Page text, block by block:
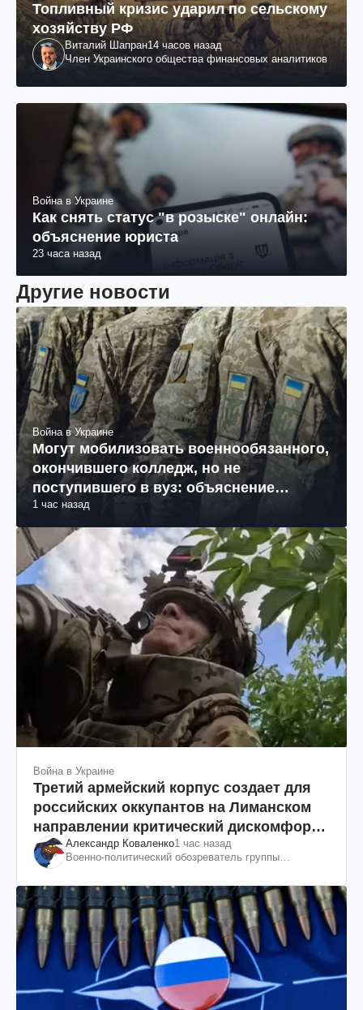
Топливный кризис ударил по сельскому
хозяйству РФ
Виталий Шапран14 часов назад
Член Украинского общества финансовых аналитиков
Война в Украине
Как снять статус "в розыске" онлайн:
объяснение юриста
23 часа назад
Другие новости
Война в Украине
Могут мобилизовать военнообязанного,
окончившего колледж, но не
поступившего в вуз: объяснение
юриста
1 час назад
Война в Украине
Третий армейский корпус создает для
российских оккупантов на Лиманском
направлении критический дискомфорт:
как это удалось
Александр Коваленко1 час назад
Военно-политический обозреватель группы